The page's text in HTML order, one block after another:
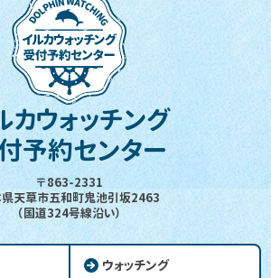
カウォッチング
予約センター
〒863-2331
天草市五和町鬼池引坂2463
（国道324号線沿い）
ウォッチング